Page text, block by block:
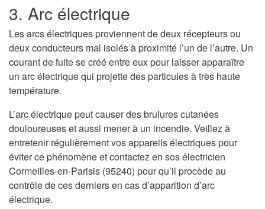
3. Arc électrique
Les arcs électriques proviennent de deux récepteurs ou
deux conducteurs mal isolés à proximité l’un de l’autre. Un
courant de fuite se créé entre eux pour laisser apparaître
un arc électrique qui projette des particules à très haute
température.
L’arc électrique peut causer des brulures cutanées
douloureuses et aussi mener à un incendie. Veillez à
entretenir régulièrement vos appareils électriques pour
éviter ce phénomène et contactez en sos électricien
Cormeilles-en-Parisis (95240) pour qu’il procède au
contrôle de ces derniers en cas d’apparition d’arc
électrique.